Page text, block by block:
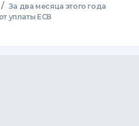
/ За два месяца этого года
уплаты ЕСВ